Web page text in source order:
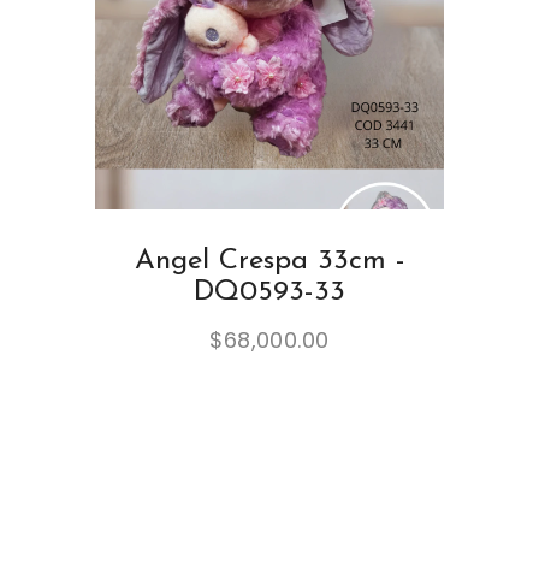
Angel Crespa 33cm -
DQ0593-33
$68,000.00